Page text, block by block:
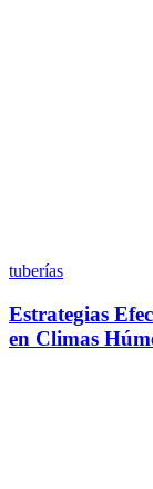
tuberías
Estrategias
en Climas